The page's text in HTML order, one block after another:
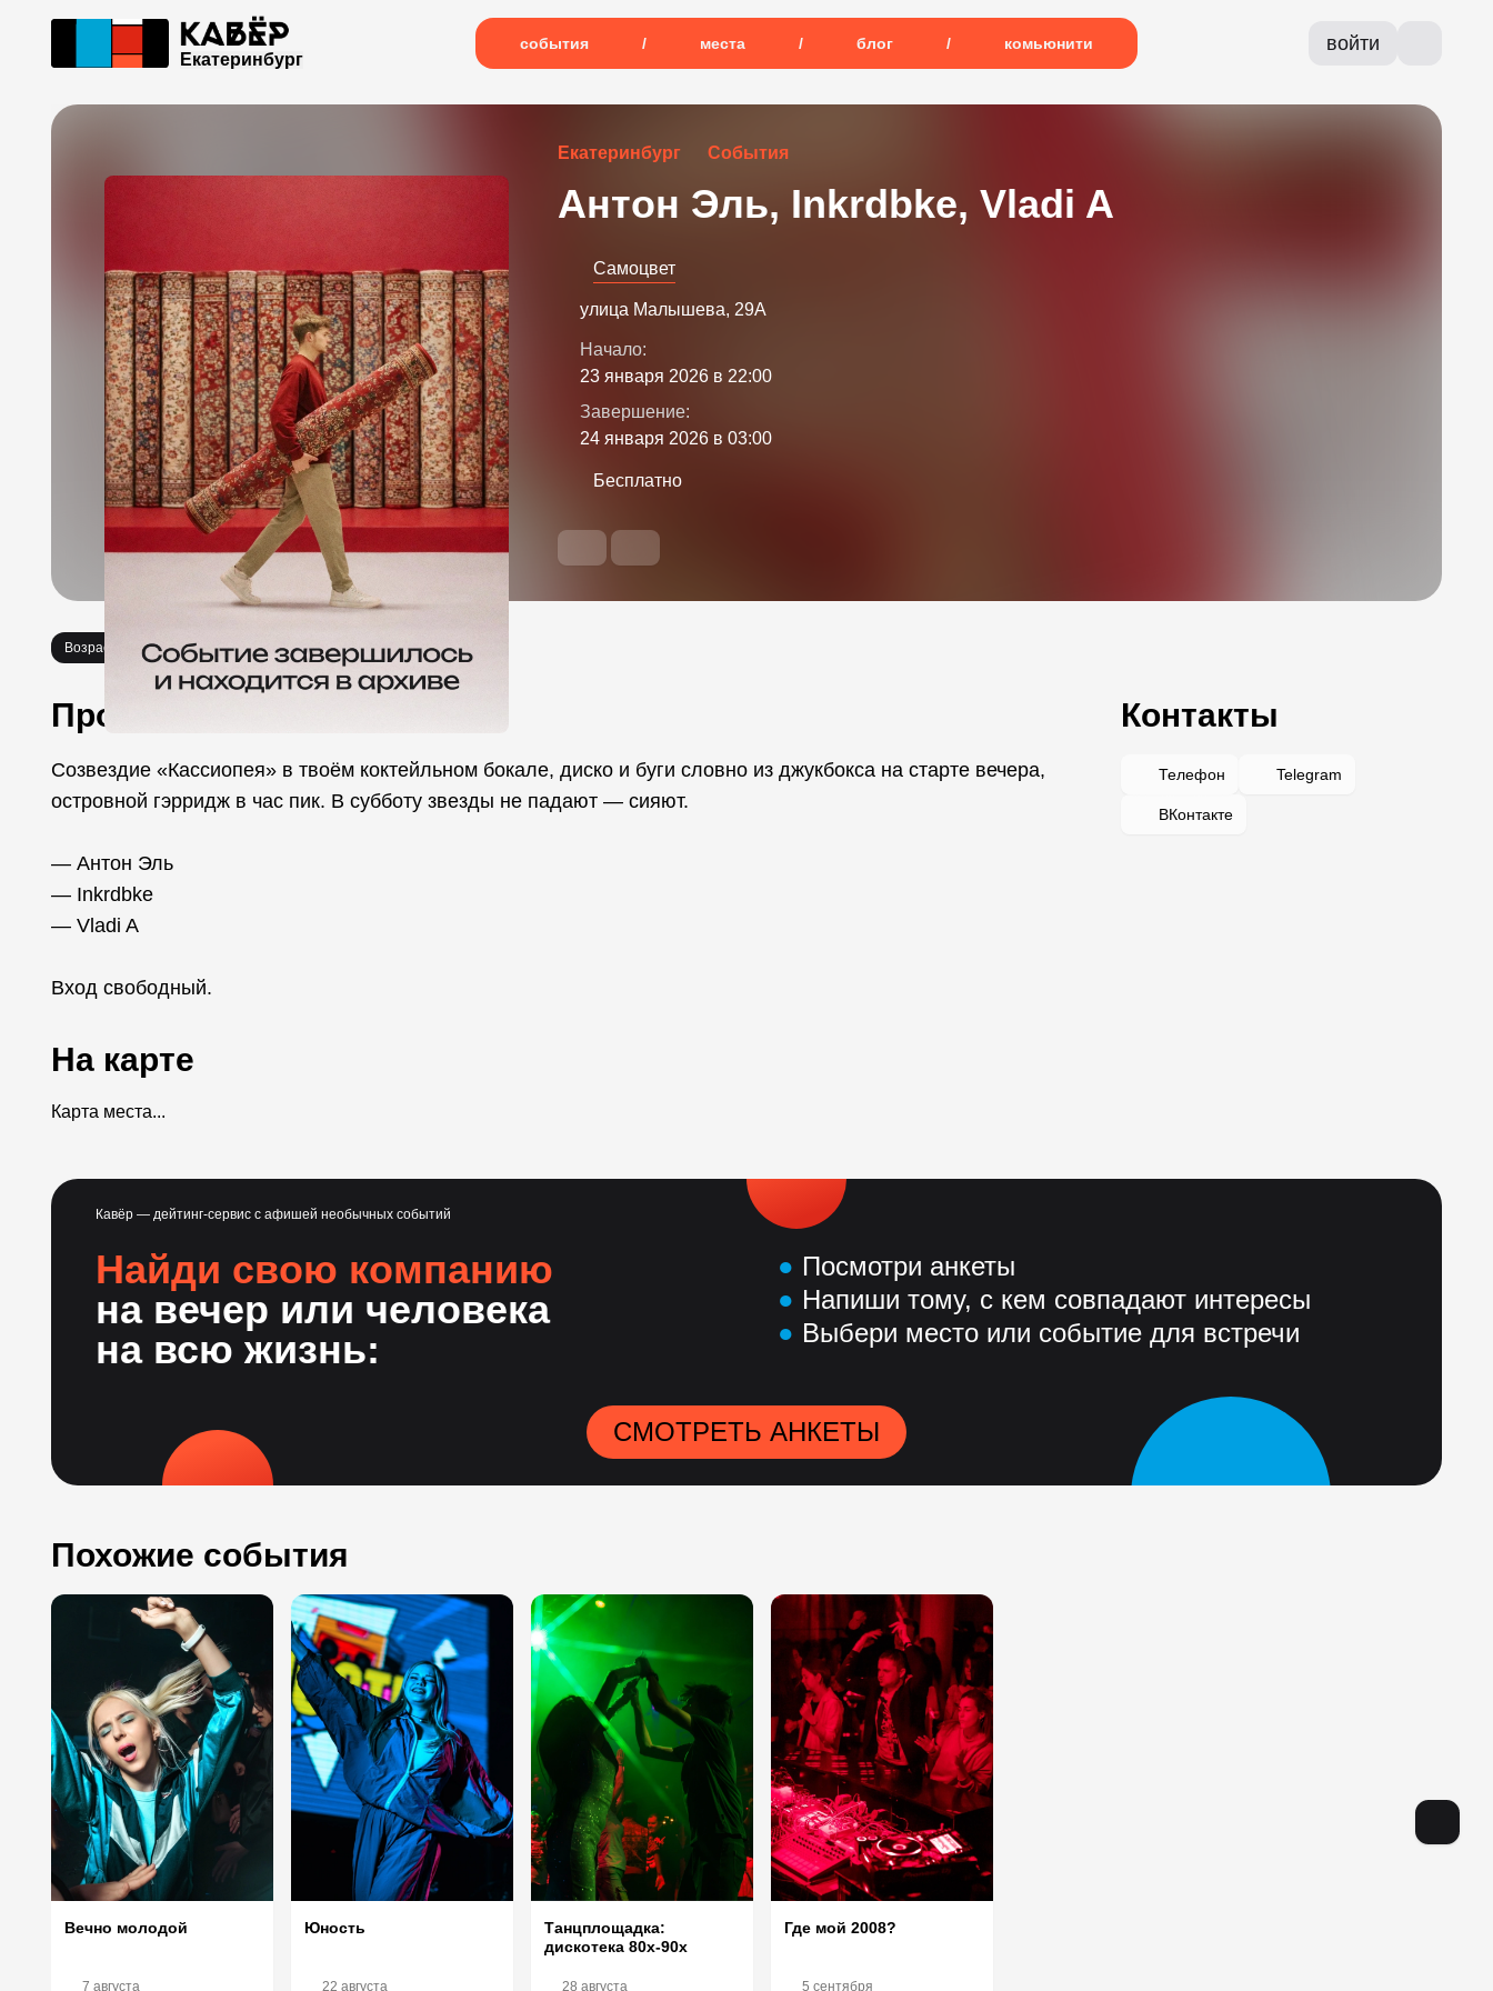
Екатеринбург
события / места / блог / комьюнити войти
Екатеринбург События
Антон Эль, Inkrdbke, Vladi A
Самоцвет
улица Малышева, 29А
Начало:
23 января 2026 в 22:00
Завершение:
24 января 2026 в 03:00
Бесплатно
Возраст 18+ Вечеринки
Про событие
Созвездие «Кассиопея» в твоём коктейльном бокале, диско и буги словно из джукбокса на старте вечера,
островной гэрридж в час пик. В субботу звезды не падают — сияют.
— Антон Эль
— Inkrdbke
— Vladi A
Вход свободный.
Контакты
Телефон Telegram
ВКонтакте
На карте
Карта места...
Кавёр — дейтинг-сервис с афишей необычных событий
Найди свою компанию
на вечер или человека
на всю жизнь:
● Посмотри анкеты
● Напиши тому, с кем совпадают интересы
● Выбери место или событие для встречи
СМОТРЕТЬ АНКЕТЫ
Похожие события
Вечно молодой
7 августа
Юность
22 августа
Танцплощадка:
дискотека 80х-90х
28 августа
Где мой 2008?
5 сентября